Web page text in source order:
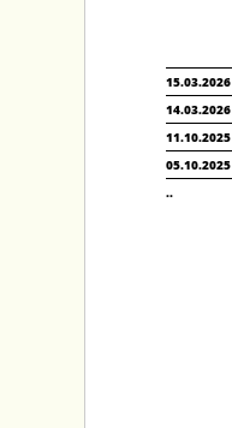
15.03.2026
14.03.2026
11.10.2025
05.10.2025
..